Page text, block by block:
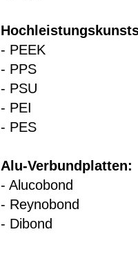
- PEEK
- PPS
- PSU
- PEI
- PES
Alu-Verbundplatten:
- Alucobond
- Reynobond
- Dibond